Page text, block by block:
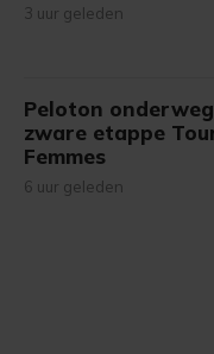
3 uur geleden
Peloton
zware etappe
Femmes
6 uur geleden